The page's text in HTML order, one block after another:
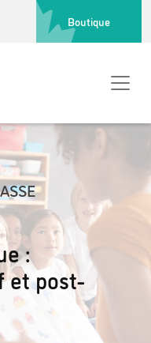
Boutique
:
et post-